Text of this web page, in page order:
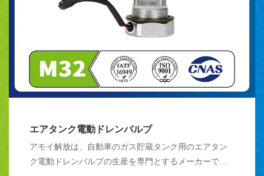
エアタンク電動ドレンバルブ
アモイ解放は、自動車のガス貯蔵タンク用のエアタン
ク電動ドレンバルブの生産を専門とするメーカーで